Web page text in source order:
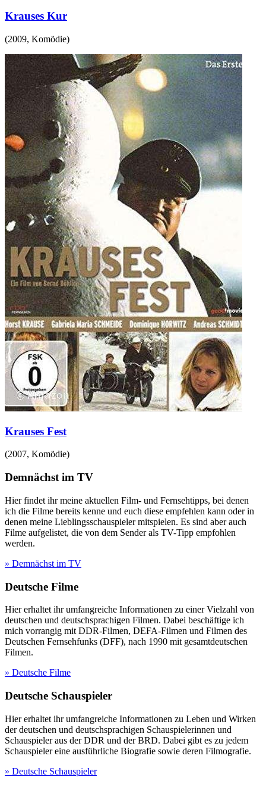
Krauses Kur
(2009, Komödie)
Krauses Fest
(2007, Komödie)
Demnächst im TV
Hier findet ihr meine aktuellen Film- und Fernsehtipps, bei denen
ich die Filme bereits kenne und euch diese empfehlen kann oder in
denen meine Lieblingsschauspieler mitspielen. Es sind aber auch
Filme aufgelistet, die von dem Sender als TV-Tipp empfohlen
werden.
» Demnächst im TV
Deutsche Filme
Hier erhaltet ihr umfangreiche Informationen zu einer Vielzahl von
deutschen und deutschsprachigen Filmen. Dabei beschäftige ich
mich vorrangig mit DDR-Filmen, DEFA-Filmen und Filmen des
Deutschen Fernsehfunks (DFF), nach 1990 mit gesamtdeutschen
Filmen.
» Deutsche Filme
Deutsche Schauspieler
Hier erhaltet ihr umfangreiche Informationen zu Leben und Wirken
der deutschen und deutschsprachigen Schauspielerinnen und
Schauspieler aus der DDR und der BRD. Dabei gibt es zu jedem
Schauspieler eine ausführliche Biografie sowie deren Filmografie.
» Deutsche Schauspieler